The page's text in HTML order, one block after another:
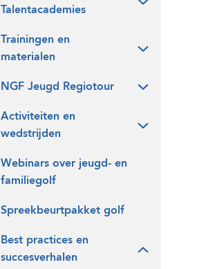
Talentacademies
Trainingen en
materialen
NGF Jeugd Regiotour
Activiteiten en
wedstrijden
Webinars over jeugd- en
familiegolf
Spreekbeurtpakket golf
Best practices en
succesverhalen